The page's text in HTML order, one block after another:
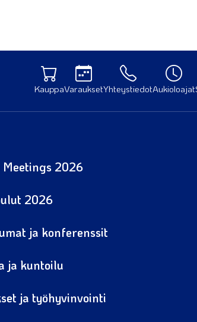
KauppaVarauksetYhteystiedotAukioloajat
2026
2026
ja konferenssit
ja kuntoilu
ja työhyvinvointi